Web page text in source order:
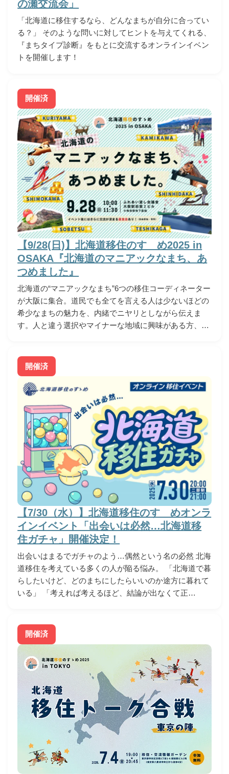
の瀬交流会」
「北海道に移住するなら、どんなまちが自分に合ってい
る？」 そのような問いに対してヒントを与えてくれる、
『まちタイプ診断』をもとに交流するオンラインイベン
トを開催します！
開催済
【9/28(日)】北海道移住のすゝめ2025 in
OSAKA『北海道のマニアックなまち、あ
つめました』
北海道の“マニアックなまち”6つの移住コーディネーター
が大阪に集合。道民でも全てを言える人は少ないほどの
希少なまちの魅力を、内緒でニヤリとしながら伝えま
す。人と違う選択やマイナーな地域に興味がある方、…
開催済
【7/30（水）】北海道移住のすゝめオンラ
インイベント「出会いは必然…北海道移
住ガチャ」開催決定！
出会いはまるでガチャのよう…偶然という名の必然 北海
道移住を考えている多くの人が陥る悩み。 「北海道で暮
らしたいけど、どのまちにしたらいいのか途方に暮れて
いる」 「考えれば考えるほど、結論が出なくて正…
開催済